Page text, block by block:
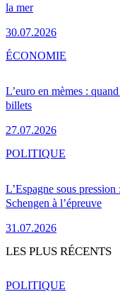
la mer
30.07.2026
L’euro en mèmes :
billets
27.07.2026
ÉCONOMIE
L’Espagne sous
Schengen à l’épreuve
31.07.2026
POLITIQUE
LES PLUS RÉCENTS
POLITIQUE